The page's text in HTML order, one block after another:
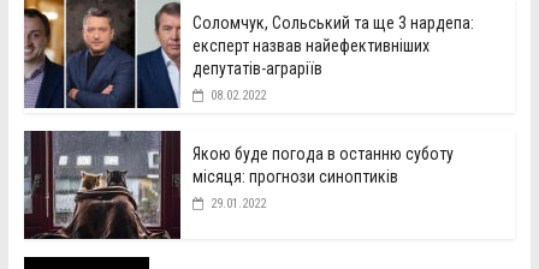
Соломчук, Сольський та ще 3 нардепа:
експерт назвав найефективніших
депутатів-аграріїв
08.02.2022
Якою буде погода в останню суботу
місяця: прогнози синоптиків
29.01.2022